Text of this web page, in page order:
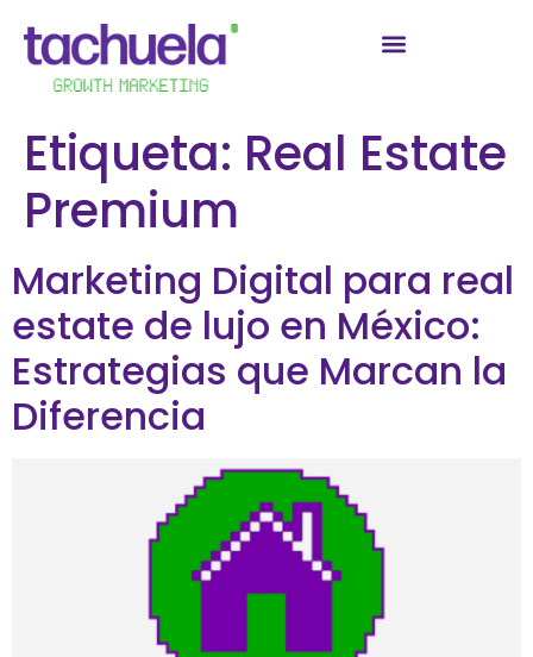
Etiqueta: Real Estate
Premium
Marketing Digital para real
estate de lujo en México:
Estrategias que Marcan la
Diferencia